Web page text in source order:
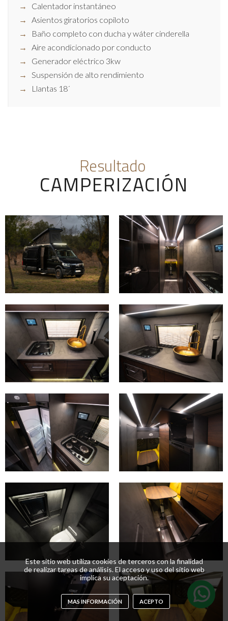
Calentador instantáneo
Asientos giratorios copiloto
Baño completo con ducha y wáter cinderella
Aire acondicionado por conducto
Generador eléctrico 3kw
Suspensión de alto rendimiento
Llantas 18´
Resultado
CAMPERIZACIÓN
Este sitio web utiliza cookies de terceros con la finalidad
de realizar tareas de análisis. El acceso y uso del sitio web
implica su aceptación.
MAS INFORMACIÓN ACEPTO